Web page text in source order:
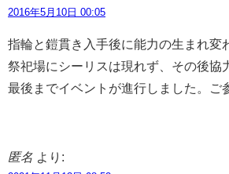
2016年5月10日 00:05
指輪と鎧貫き入手後に能力の生まれ変
祭祀場にシーリスは現れず、その後協
最後までイベントが進行しました。ご
匿名 より: